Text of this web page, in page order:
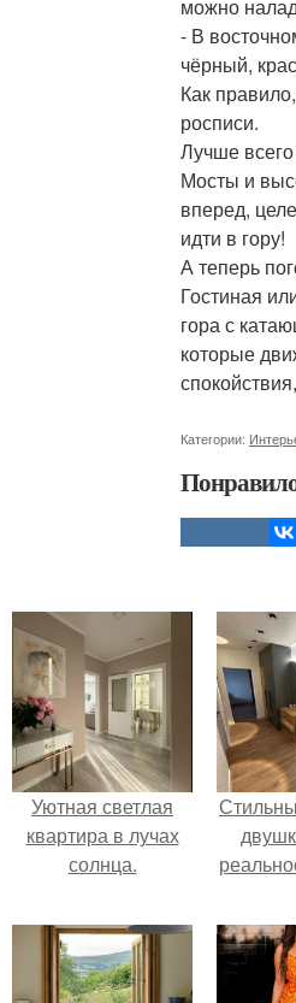
можно
- В
чёрный,
Как
росписи.
Лучше
Мосты и
вперед,
идти в гору!
А теперь
Гостиная
гора с
которые
Категории:
Уютная светлая
квартира в лучах
солнца.